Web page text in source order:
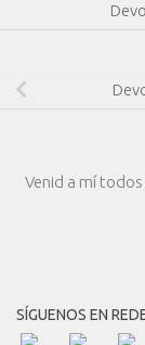
Venid a mí
SÍGUENOS EN